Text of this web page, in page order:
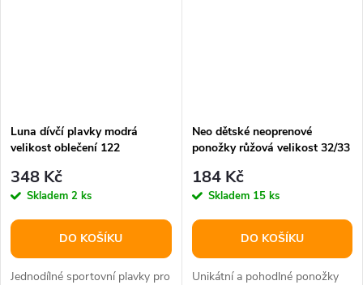
Luna dívčí plavky modrá
velikost oblečení 122
348 Kč
Skladem 2 ks
DO KOŠÍKU
Jednodílné sportovní plavky pro
Neo dětské neoprenové
ponožky růžová velikost 32/33
184 Kč
Skladem 15 ks
DO KOŠÍKU
Unikátní a pohodlné ponožky